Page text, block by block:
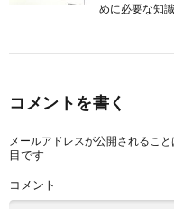
めに必要な知
コメントを書く
メールアドレスが公開されること
目です
コメント